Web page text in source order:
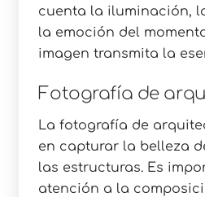
cuenta la iluminación,
la emoción del
imagen transmita la
Fotografía de
La fotografía de
en capturar la belleza
las estructuras. Es
atención a la